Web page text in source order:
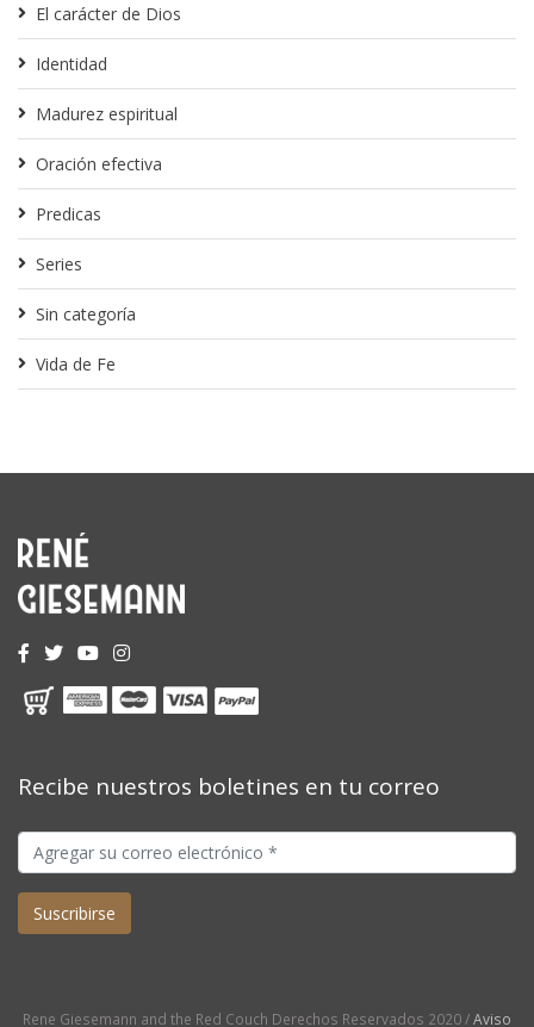
El carácter de Dios
Identidad
Madurez espiritual
Oración efectiva
Predicas
Series
Sin categoría
Vida de Fe
Recibe nuestros boletines en tu correo
Rene Giesemann and the Red Couch Derechos Reservados 2020 /Aviso